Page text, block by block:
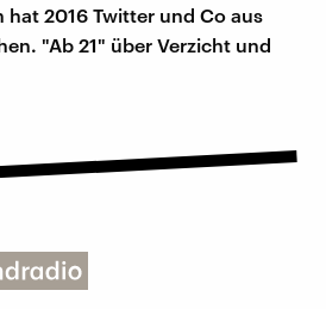
hat 2016 Twitter und Co aus
"Ab 21" über Verzicht und